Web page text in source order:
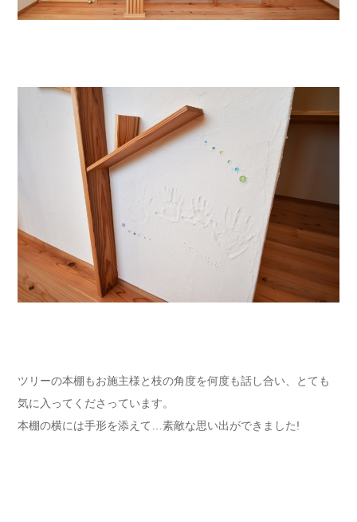
ツリーの本棚もお施主様と枝の角度を何度も話し合い、とても
気に入ってくださっています。
本棚の横には手形を添えて…素敵な思い出ができました!